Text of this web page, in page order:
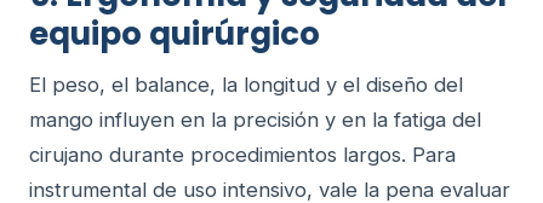
equipo quirúrgico
El peso, el balance, la longitud y el diseño del
mango influyen en la precisión y en la fatiga del
cirujano durante procedimientos largos. Para
instrumental de uso intensivo, vale la pena evaluar